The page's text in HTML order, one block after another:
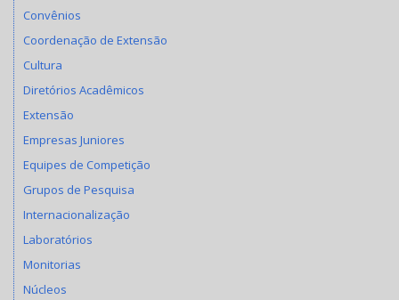
Convênios
Coordenação de Extensão
Cultura
Diretórios Acadêmicos
Extensão
Empresas Juniores
Equipes de Competição
Grupos de Pesquisa
Internacionalização
Laboratórios
Monitorias
Núcleos